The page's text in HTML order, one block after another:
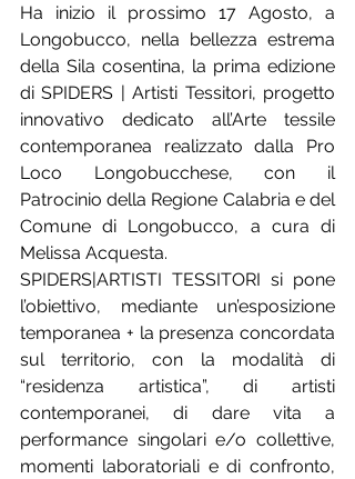
Ha inizio il prossimo 17 Agosto, a
Longobucco, nella bellezza estrema
della Sila cosentina, la prima edizione
di SPIDERS | Artisti Tessitori, progetto
innovativo dedicato all’Arte tessile
contemporanea realizzato dalla Pro
Loco Longobucchese, con il
Patrocinio della Regione Calabria e del
Comune di Longobucco, a cura di
Melissa Acquesta.
SPIDERS|ARTISTI TESSITORI si pone
l’obiettivo, mediante un’esposizione
temporanea + la presenza concordata
sul territorio, con la modalità di
“residenza artistica”, di artisti
contemporanei, di dare vita a
performance singolari e/o collettive,
momenti laboratoriali e di confronto,